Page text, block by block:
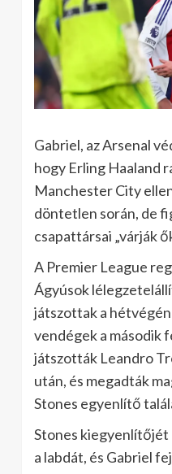
Gabriel, az Arsenal
hogy Erling Haaland
Manchester City
döntetlen során, de
csapattársai „várják
A Premier League
Ágyúsok
játszottak a
vendégek a második
játszották Leandro
után, és megadták
Stones egyenlítő
Stones
a labdát, és Gabriel